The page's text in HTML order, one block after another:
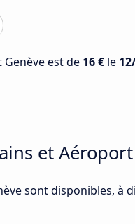
est de 16 € le
et
sont disponibles, à